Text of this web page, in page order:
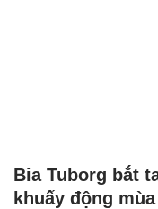
Bia Tuborg bắt
khuấy động